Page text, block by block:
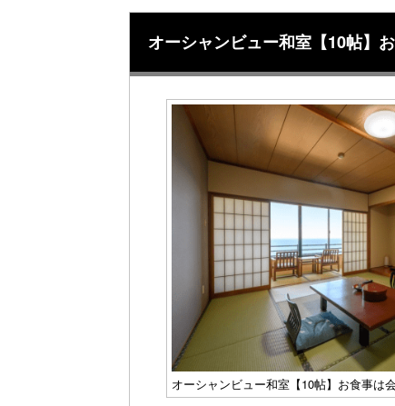
オーシャンビュー和室【10帖】
オーシャンビュー和室【10帖】お食事は